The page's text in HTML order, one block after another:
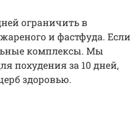
ограничить в
и фастфуда. Если
комплексы. Мы
похудения за 10 дней,
здоровью.